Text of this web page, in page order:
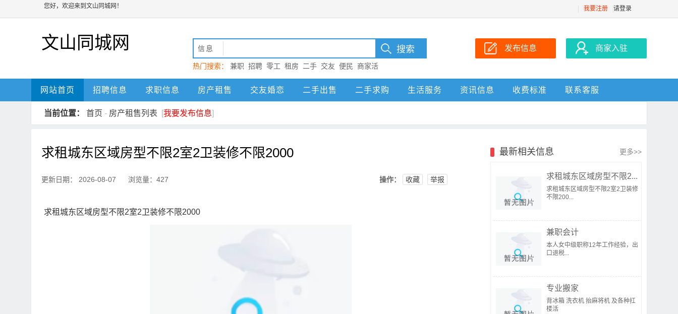
您好，欢迎来到文山同城网！ 我要注册 请登录
文山同城网 信息
热门搜索： 兼职 招聘 零工 租房 二手 交友 便民
商家活
动 文山
发布信息 商家入驻
网站首页 招聘信息 求职信息 房产租售 交友婚恋 二手出售 二手求购 生活服务 资讯信息 收费标准 联系客服
当前位置： 首页 - 房产租售列表 [我要发布信息]
求租城东区域房型不限2室2卫装修不限2000
更新日期： 2026-08-07 浏览量：427 操作： 收藏 举报
求租城东区域房型不限2室2卫装修不限2000
最新相关信息 更多>>
求租城东区域房型不限2...
求租城东区域房型不限2室2卫装修
不限200...
兼职会计
本人女中级职称12年工作经验，出
口退税...
专业搬家
背冰箱 洗衣机 抬麻将机 及各种扛
楼活